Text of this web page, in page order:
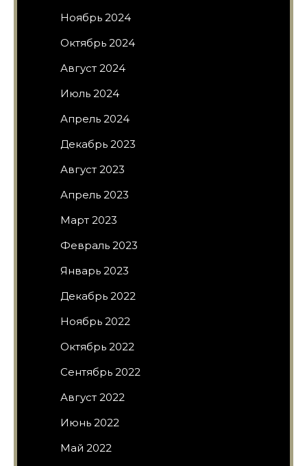
Ноябрь 2024
Октябрь 2024
Август 2024
Июль 2024
Апрель 2024
Декабрь 2023
Август 2023
Апрель 2023
Март 2023
Февраль 2023
Январь 2023
Декабрь 2022
Ноябрь 2022
Октябрь 2022
Сентябрь 2022
Август 2022
Июнь 2022
Май 2022